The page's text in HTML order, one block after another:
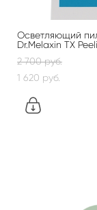
Осветляющий
Dr.Melaxin TX
2 700 pуб.
1 620 pуб.